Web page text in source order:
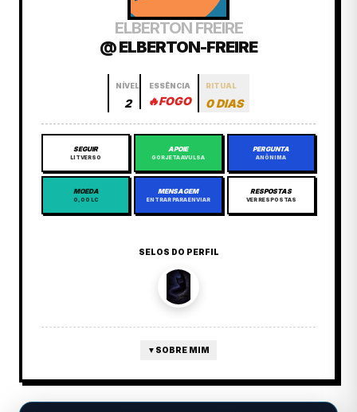
ELBERTON FREIRE
@ ELBERTON-FREIRE
NÍVEL
2
ESSÊNCIA
🔥FOGO
RITUAL
0 DIAS
SEGUIR
LITVERSO
APOIE
GORJETA AVULSA
PERGUNTA
ANÔNIMA
MOEDA
0,00 LC
MENSAGEM
ENTRAR PARA ENVIAR
RESPOSTAS
VER RESPOSTAS
SELOS DO PERFIL
▼ SOBRE MIM